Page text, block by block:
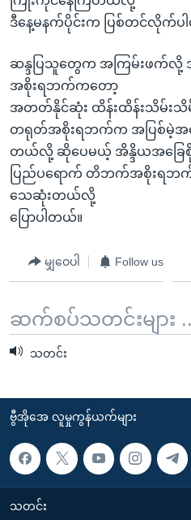
သို့
ကျော်
ရန်
ဒီနေ့မနက်ပိုင်းက ပြစ်တင်လိုက်ပ
ဆန္ဒပြသူတွေက အကြမ်းဖက်လို့
အစိုးရဘက်ကတော့
အတတ်နိုင်ဆုံး ထိန်းထိန်းသိမ်း
တရုတ်အစိုးရဘက်က အပြစ်မဲ့အ
တယ်လို့ ဆိုပေမယ့် အိန္ဒိယအခြေ
ပြည်ပရောက် တိဘက်အစိုးရဘ
သေဆုံးတယ်လို့
ပြောပါတယ်။
မျှဝေပါ Follow us
ဆက်စပ်သတင်းများ
သတင်း
ဗွီအိုအေ လူမှုကွန်ယက်များ
သတင်း